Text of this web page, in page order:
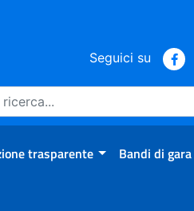
Seguici su
trasparente Bandi di gara